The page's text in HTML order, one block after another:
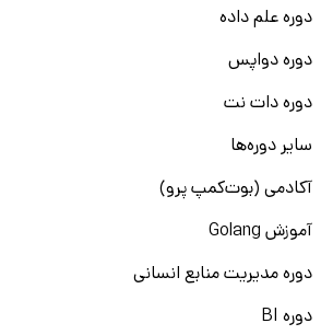
دوره علم داده
دوره دواپس
دوره دات نت
سایر دوره‌ها
آکادمی (بوت‌کمپ پرو)
آموزش Golang
دوره مدیریت منابع انسانی
دوره BI